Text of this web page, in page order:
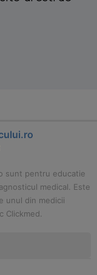
sunt pentru educatie
medical. Este
unul din medicii
Clickmed.